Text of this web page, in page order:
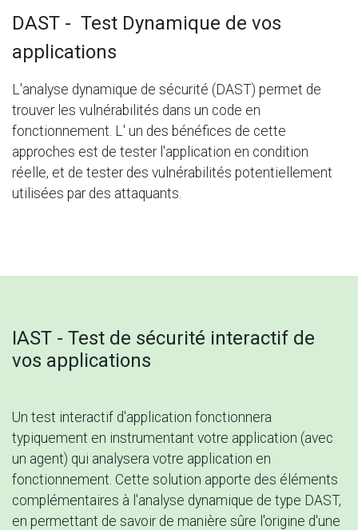
DAST - Test Dynamique de vos
applications
L'analyse dynamique de sécurité (DAST) permet de
trouver les vulnérabilités dans un code en
fonctionnement. L' un des bénéfices de cette
approches est de tester l'application en condition
réelle, et de tester des vulnérabilités potentiellement
utilisées par des attaquants.
IAST - Test de sécurité interactif de
vos applications
Un test interactif d'application fonctionnera
typiquement en instrumentant votre application (avec
un agent) qui analysera votre application en
fonctionnement. Cette solution apporte des éléments
complémentaires à l'analyse dynamique de type DAST,
en permettant de savoir de manière sûre l'origine d'une